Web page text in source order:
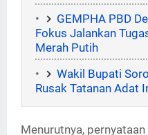
GEMPHA PBD
Fokus Jalankan
Merah Putih
Wakil Bupati
Rusak Tatanan Adat
Menurutnya,